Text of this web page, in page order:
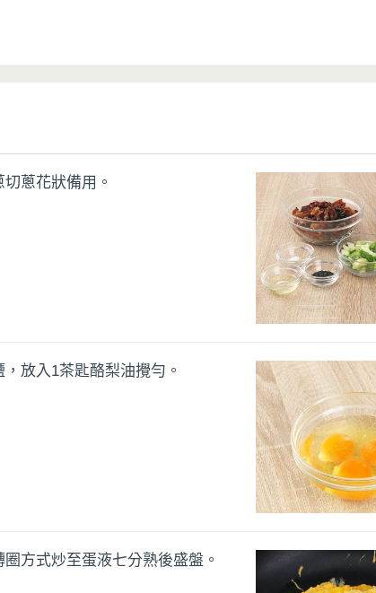
蔥花狀備用。
放入1茶匙酪梨油攪勻。
方式炒至蛋液七分熟後盛盤。